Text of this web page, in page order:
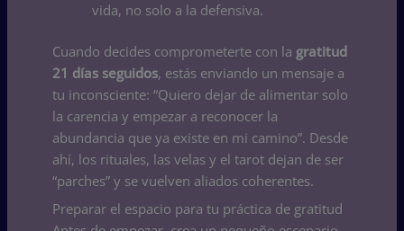
vida, no solo a la defensiva.
Cuando decides comprometerte con la gratitud
21 días seguidos, estás enviando un mensaje a
tu inconsciente: “Quiero dejar de alimentar solo
la carencia y empezar a reconocer la
abundancia que ya existe en mi camino”. Desde
ahí, los rituales, las velas y el tarot dejan de ser
“parches” y se vuelven aliados coherentes.
Preparar el espacio para tu práctica de gratitud